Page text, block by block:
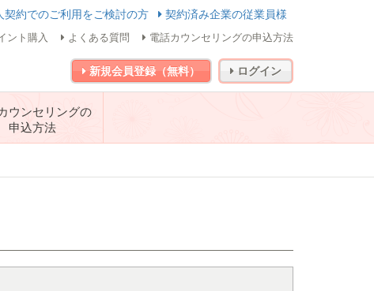
契約でのご利用をご検討の方 契約済み企業の従業員様
ント購入 よくある質問 電話カウンセリングの申込方法
新規会員登録（無料） ログイン
ウンセリングの
申込方法